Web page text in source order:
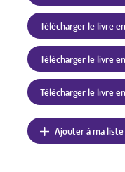
Télécharger le livre
Télécharger le livre
Télécharger le livre
Ajouter à ma liste